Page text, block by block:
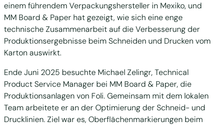
einem führendem Verpackungshersteller in Mexiko, und
MM Board & Paper hat gezeigt, wie sich eine enge
technische Zusammenarbeit auf die Verbesserung der
Produktionsergebnisse beim Schneiden und Drucken vom
Karton auswirkt.
Ende Juni 2025 besuchte Michael Zelingr, Technical
Product Service Manager bei MM Board & Paper, die
Produktionsanlagen von Foli. Gemeinsam mit dem lokalen
Team arbeitete er an der Optimierung der Schneid- und
Drucklinien. Ziel war es, Oberflächenmarkierungen beim